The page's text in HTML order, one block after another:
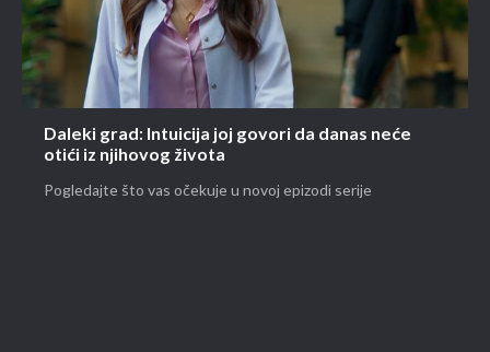
Daleki grad: Intuicija joj govori da danas neće
otići iz njihovog života
Pogledajte što vas očekuje u novoj epizodi serije